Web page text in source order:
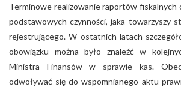
Terminowe realizowanie raportów fiskalnych
podstawowych czynności, jaka towarzyszy
rejestrującego. W ostatnich latach
obowiązku można było znaleźć w
Ministra Finansów w sprawie kas.
odwoływać się do wspomnianego aktu